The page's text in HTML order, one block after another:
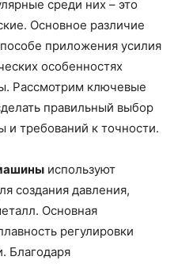
среди них – это
Основное различие
приложения усилия
особенностях
Рассмотрим ключевые
правильный выбор
и требований к точности.
используют
создания давления,
Основная
регулировки
Благодаря